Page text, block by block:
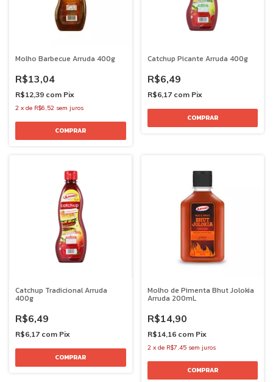
Molho Barbecue Arruda 400g
R$13,04
R$12,39 com Pix
2 x de R$6,52 sem juros
Catchup Picante Arruda 400g
R$6,49
R$6,17 com Pix
Catchup Tradicional Arruda
400g
R$6,49
R$6,17 com Pix
Molho de Pimenta Bhut Jolokia
Arruda 200mL
R$14,90
R$14,16 com Pix
2 x de R$7,45 sem juros